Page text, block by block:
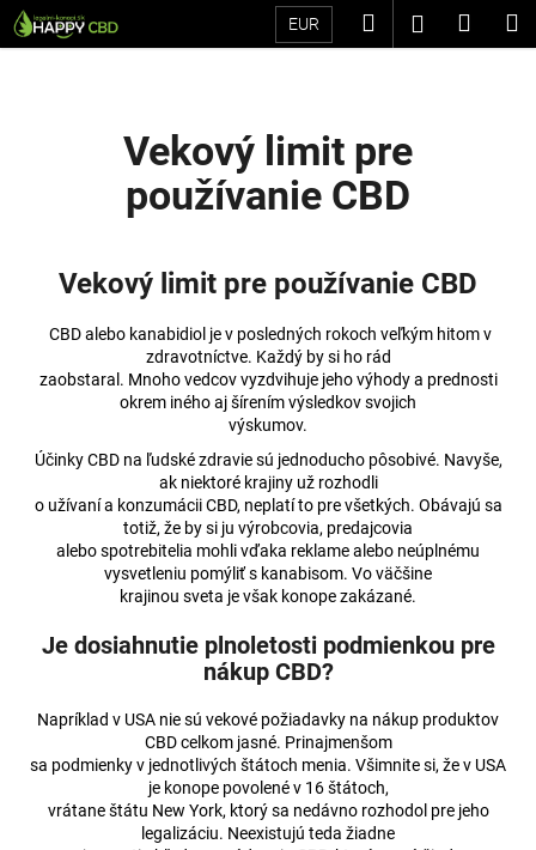
Prejsť
na
EUR Hľadať
Vekový limit pre
používanie CBD
Vekový limit pre používanie CBD
CBD alebo kanabidiol je v posledných rokoch veľkým hitom v
zdravotníctve. Každý by si ho rád
zaobstaral. Mnoho vedcov vyzdvihuje jeho výhody a prednosti
okrem iného aj šírením výsledkov svojich
výskumov.
Účinky CBD na ľudské zdravie sú jednoducho pôsobivé. Navyše,
ak niektoré krajiny už rozhodli
o užívaní a konzumácii CBD, neplatí to pre všetkých. Obávajú sa
totiž, že by si ju výrobcovia, predajcovia
alebo spotrebitelia mohli vďaka reklame alebo neúplnému
vysvetleniu pomýliť s kanabisom. Vo väčšine
krajinou sveta je však konope zakázané.
Je dosiahnutie plnoletosti podmienkou pre
nákup CBD?
Napríklad v USA nie sú vekové požiadavky na nákup produktov
CBD celkom jasné. Prinajmenšom
sa podmienky v jednotlivých štátoch menia. Všimnite si, že v USA
je konope povolené v 16 štátoch,
vrátane štátu New York, ktorý sa nedávno rozhodol pre jeho
legalizáciu. Neexistujú teda žiadne
K
o
e
HĽADAŤ